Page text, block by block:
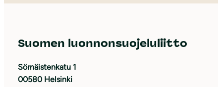
Suomen luonnonsuojeluliitto
Sörnäistenkatu 1
00580 Helsinki